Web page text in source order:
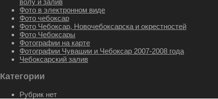
Фото в электронном виде
Фото чебоксар
Фото Чебоксар, Новочебоксарска и окрестностей
Фото Чебоксары
Фотографии на карте
Фотографии Чувашии и Чебоксар 2007-2008 года
Чебоксарский залив
Категории
Рубрик нет